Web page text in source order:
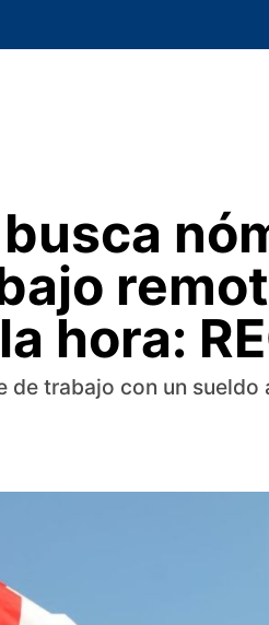
hora:
de trabajo con un